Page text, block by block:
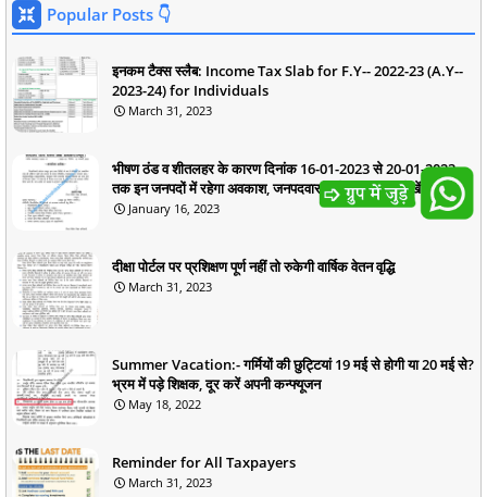
Popular Posts 👇
इनकम टैक्स स्लैब: Income Tax Slab for F.Y-- 2022-23 (A.Y--
2023-24) for Individuals
March 31, 2023
भीषण ठंड व शीतलहर के कारण दिनांक 16-01-2023 से 20-01-2023
तक इन जनपदों में रहेगा अवकाश, जनपदवार आदेश हुए जारी, देखें
January 16, 2023
दीक्षा पोर्टल पर प्रशिक्षण पूर्ण नहीं तो रुकेगी वार्षिक वेतन वृद्धि
March 31, 2023
Summer Vacation:- गर्मियों की छुट्टियां 19 मई से होगी या 20 मई से?
भ्रम में पड़े शिक्षक, दूर करें अपनी कन्फ्यूजन
May 18, 2022
Reminder for All Taxpayers
March 31, 2023